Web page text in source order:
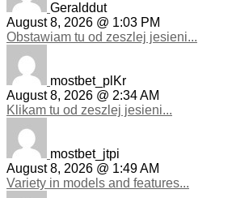
Geralddut
August 8, 2026 @ 1:03 PM
Obstawiam tu od zeszlej jesieni...
mostbet_plKr
August 8, 2026 @ 2:34 AM
Klikam tu od zeszlej jesieni...
mostbet_jtpi
August 8, 2026 @ 1:49 AM
Variety in models and features...